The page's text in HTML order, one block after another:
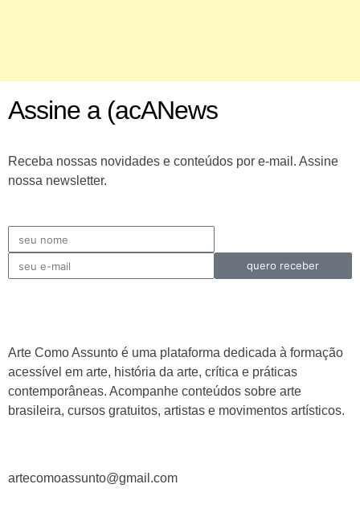
Assine a (acANews
Receba nossas novidades e conteúdos por e-mail. Assine
nossa newsletter.
quero receber
Arte Como Assunto é uma plataforma dedicada à formação
acessível em arte, história da arte, crítica e práticas
contemporâneas. Acompanhe conteúdos sobre arte
brasileira, cursos gratuitos, artistas e movimentos artísticos.
artecomoassunto@gmail.com